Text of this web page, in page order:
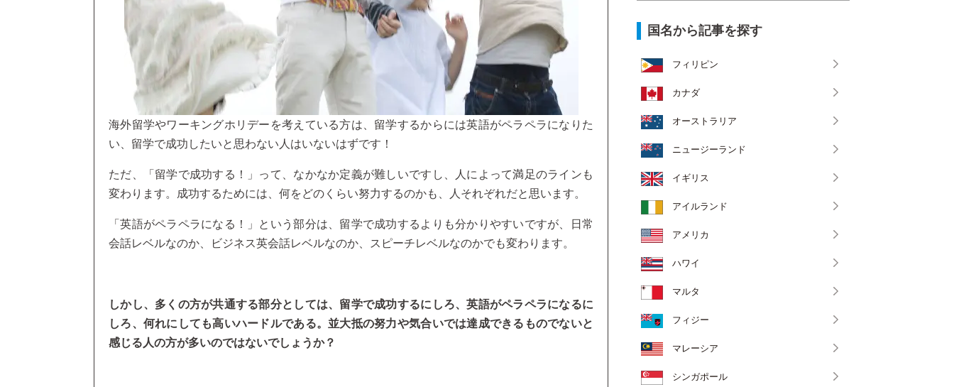
海外留学やワーキングホリデーを考えている方は、留学するからには英語がペラペラになりた
い、留学で成功したいと思わない人はいないはずです！
ただ、「留学で成功する！」って、なかなか定義が難しいですし、人によって満足のラインも
変わります。成功するためには、何をどのくらい努力するのかも、人それぞれだと思います。
「英語がペラペラになる！」という部分は、留学で成功するよりも分かりやすいですが、日常
会話レベルなのか、ビジネス英会話レベルなのか、スピーチレベルなのかでも変わります。
しかし、多くの方が共通する部分としては、留学で成功するにしろ、英語がペラペラになるに
しろ、何れにしても高いハードルである。並大抵の努力や気合いでは達成できるものでないと
感じる人の方が多いのではないでしょうか？
国名から記事を探す
フィリピン
カナダ
オーストラリア
ニュージーランド
イギリス
アイルランド
アメリカ
ハワイ
マルタ
フィジー
マレーシア
シンガポール